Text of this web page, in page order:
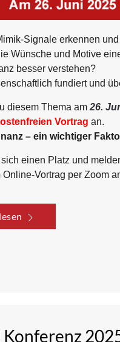
Signale erkennen
Wünsche und Motive
besser verstehen?
fundiert und
diesem Thema am26.
Vortrag an.
– ein wichtiger
einen Platz und
Online-Vortrag per Zoom
Konferenz